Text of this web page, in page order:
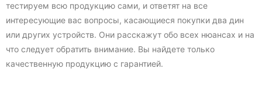
тестируем всю продукцию сами, и ответят на все
интересующие вас вопросы, касающиеся покупки два дин
или других устройств. Они расскажут обо всех нюансах и на
что следует обратить внимание. Вы найдете только
качественную продукцию с гарантией.